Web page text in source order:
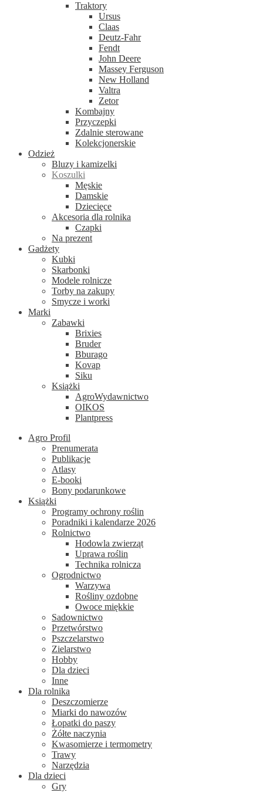
Traktory
Ursus
Claas
Deutz-Fahr
Fendt
John Deere
Massey Ferguson
New Holland
Valtra
Zetor
Kombajny
Przyczepki
Zdalnie sterowane
Kolekcjonerskie
Odzież
Bluzy i kamizelki
Koszulki
Męskie
Damskie
Dziecięce
Akcesoria dla rolnika
Czapki
Na prezent
Gadżety
Kubki
Skarbonki
Modele rolnicze
Torby na zakupy
Smycze i worki
Marki
Zabawki
Brixies
Bruder
Bburago
Kovap
Siku
Książki
AgroWydawnictwo
OIKOS
Plantpress
Agro Profil
Prenumerata
Publikacje
Atlasy
E-booki
Bony podarunkowe
Książki
Programy ochrony roślin
Poradniki i kalendarze 2026
Rolnictwo
Hodowla zwierząt
Uprawa roślin
Technika rolnicza
Ogrodnictwo
Warzywa
Rośliny ozdobne
Owoce miękkie
Sadownictwo
Przetwórstwo
Pszczelarstwo
Zielarstwo
Hobby
Dla dzieci
Inne
Dla rolnika
Deszczomierze
Miarki do nawozów
Łopatki do paszy
Żółte naczynia
Kwasomierze i termometry
Trawy
Narzędzia
Dla dzieci
Gry